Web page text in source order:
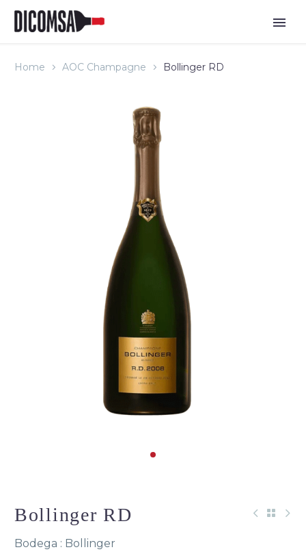
Home AOC Champagne Bollinger RD
Bollinger RD
Bodega : Bollinger